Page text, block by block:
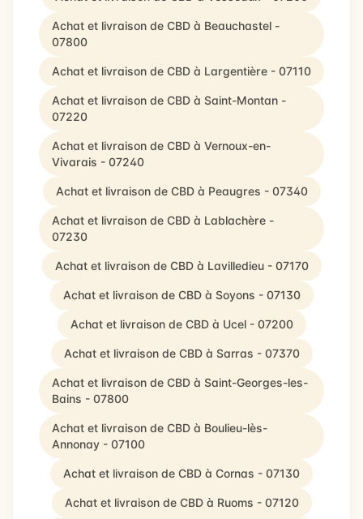
Achat et livraison de CBD à Beauchastel -
07800
Achat et livraison de CBD à Largentière - 07110
Achat et livraison de CBD à Saint-Montan -
07220
Achat et livraison de CBD à Vernoux-en-
Vivarais - 07240
Achat et livraison de CBD à Peaugres - 07340
Achat et livraison de CBD à Lablachère -
07230
Achat et livraison de CBD à Lavilledieu - 07170
Achat et livraison de CBD à Soyons - 07130
Achat et livraison de CBD à Ucel - 07200
Achat et livraison de CBD à Sarras - 07370
Achat et livraison de CBD à Saint-Georges-les-
Bains - 07800
Achat et livraison de CBD à Boulieu-lès-
Annonay - 07100
Achat et livraison de CBD à Cornas - 07130
Achat et livraison de CBD à Ruoms - 07120